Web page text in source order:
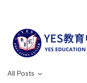
All Posts